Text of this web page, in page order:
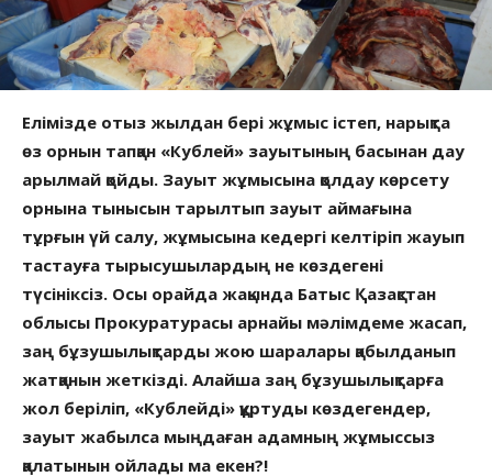
Елімізде отыз жылдан бері жұмыс істеп, нарықта
өз орнын тапқан «Кублей» зауытының басынан дау
арылмай қойды. Зауыт жұмысына қолдау көрсету
орнына тынысын тарылтып зауыт аймағына
тұрғын үй салу, жұмысына кедергі келтіріп жауып
тастауға тырысушылардың не көздегені
түсініксіз. Осы орайда жақында Батыс Қазақстан
облысы Прокуратурасы арнайы мәлімдеме жасап,
заң бұзушылықтарды жою шаралары қабылданып
жатқанын жеткізді. Алайша заң бұзушылықтарға
жол беріліп, «Кублейді» құртуды көздегендер,
зауыт жабылса мыңдаған адамның жұмыссыз
қалатынын ойлады ма екен?!